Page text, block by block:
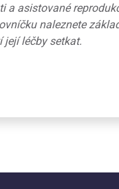
a asistované
naleznete
léčby setkat.